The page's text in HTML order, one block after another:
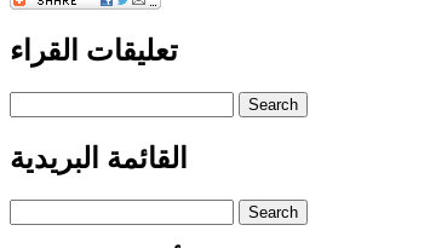
تعليقات القراء
Search
القائمة البريدية
Search